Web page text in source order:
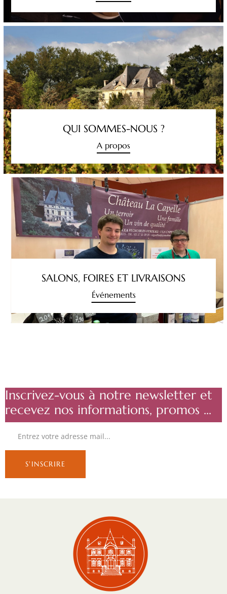
QUI SOMMES-NOUS ?
A propos
SALONS, FOIRES ET LIVRAISONS
Événements
Inscrivez-vous à notre newsletter et
recevez nos informations, promos ...